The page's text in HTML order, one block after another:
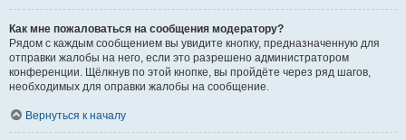
Как мне пожаловаться на сообщения модератору?
Рядом с каждым сообщением вы увидите кнопку, предназначенную для
отправки жалобы на него, если это разрешено администратором
конференции. Щёлкнув по этой кнопке, вы пройдёте через ряд шагов,
необходимых для оправки жалобы на сообщение.
Вернуться к началу